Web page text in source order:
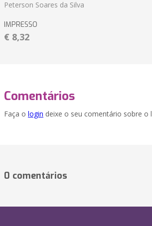
Peterson Soares da Silva
IMPRESSO
€ 8,32
Comentários
Faça o login deixe o seu comentário sobre o
0 comentários